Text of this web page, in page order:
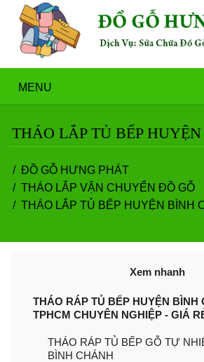
MENU
THÁO LẮP TỦ BẾP
ĐỒ GỖ HƯNG PHÁT
THÁO LẮP VẬN CHUYỂN ĐỒ GỖ
THÁO LẮP TỦ BẾP HUYỆN BÌNH
Xem nhanh
THÁO RÁP TỦ BẾP HUYỆN BÌNH
TPHCM CHUYÊN NGHIỆP - GIÁ
THÁO RÁP TỦ BẾP GỖ TỰ
BÌNH CHÁNH